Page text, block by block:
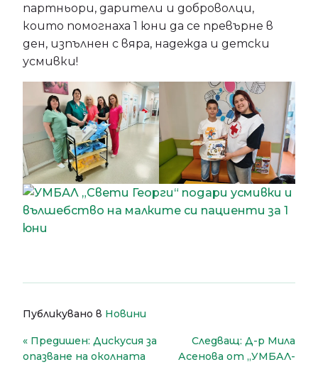
партньори, дарители и доброволци,
които помогнаха 1 юни да се превърне в
ден, изпълнен с вяра, надежда и детски
усмивки!
Публикувано в Новини
Навигация
Предишен: Дискусия за
опазване на околната
Следващ: Д-р Мила
Асенова от „УМБАЛ-